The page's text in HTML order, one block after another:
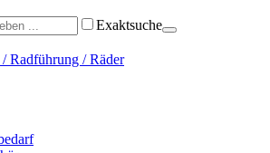
Exaktsuche
Radführung / Räder